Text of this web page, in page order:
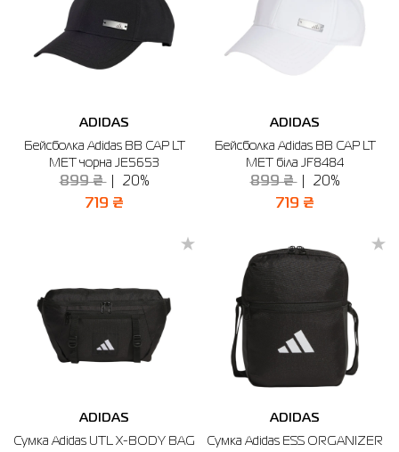
ADIDAS
Бейсболка Adidas BB CAP LT
MET чорна JE5653
899 ₴ 20%
719 ₴
ADIDAS
Бейсболка Adidas BB CAP LT
MET біла JF8484
899 ₴ 20%
719 ₴
ADIDAS
Сумка Adidas UTL X-BODY BAG
ADIDAS
Сумка Adidas ESS ORGANIZER